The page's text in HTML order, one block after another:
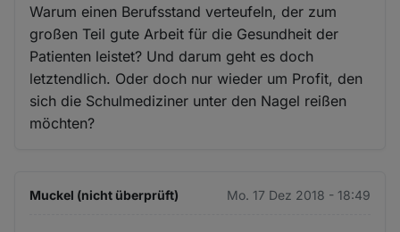
Warum einen Berufsstand verteufeln, der zum
großen Teil gute Arbeit für die Gesundheit der
Patienten leistet? Und darum geht es doch
letztendlich. Oder doch nur wieder um Profit, den
sich die Schulmediziner unter den Nagel reißen
möchten?
Muckel (nicht überprüft) Mo. 17 Dez 2018 - 18:49